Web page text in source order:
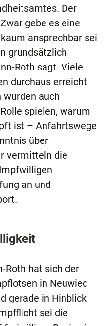
Der
gebe es eine
ansprechbar sei
grundsätzlich
Roth sagt. Viele
durchaus erreicht
auch
spielen, warum
ist – Anfahrtswege
über
vermitteln die
an und
Roth hat sich der
in Neuwied
gerade in Hinblick
sei die